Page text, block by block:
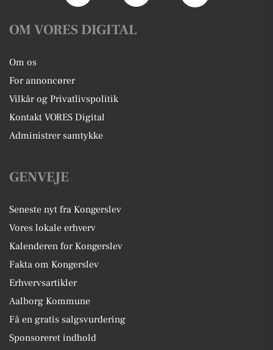
OM VORES DIGITAL
Om os
For annoncører
Vilkår og Privatlivspolitik
Kontakt VORES Digital
Administrer samtykke
GENVEJE
Seneste nyt fra Kongerslev
Vores lokale erhverv
Kalenderen for Kongerslev
Fakta om Kongerslev
Erhvervsartikler
Aalborg Kommune
Få en gratis salgsvurdering
Sponsoreret indhold